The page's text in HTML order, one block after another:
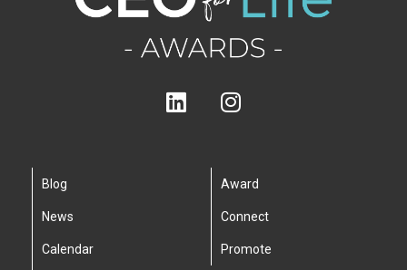
Blog
News
Calendar
Award
Connect
Promote